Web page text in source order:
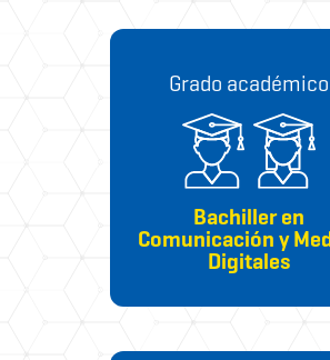
Grado académico
Bachiller en
Comunicación y
Digitales